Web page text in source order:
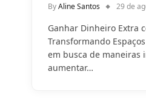
ByAline Santos 29 de
Ganhar Dinheiro Extra
Transformando
em busca de maneiras
aumentar…